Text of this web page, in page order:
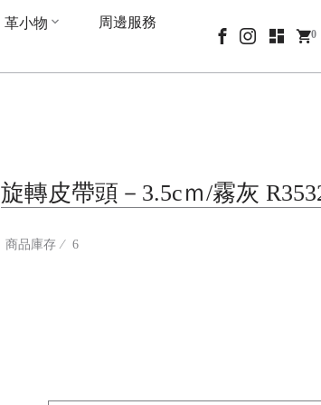
革小物
周邊服務
0
旋轉皮帶頭－3.5cｍ/霧灰
商品庫存 6